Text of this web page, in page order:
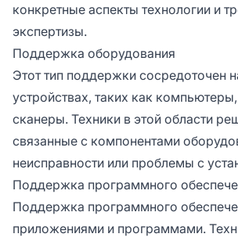
конкретные аспекты технологии и
экспертизы.
Поддержка оборудования
Этот тип поддержки сосредоточен
устройствах, таких как
сканеры. Техники в этой области
связанные с компонентами
неисправности или проблемы с
Поддержка программного
Поддержка программного
приложениями и программами.